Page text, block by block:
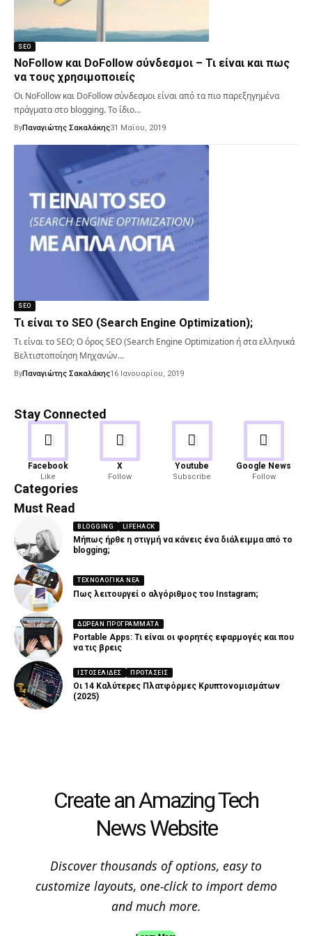
SEO
NoFollow και DoFollow σύνδεσμοι – Τι είναι και πως
να τους χρησιμοποιείς
Οι NoFollow και DoFollow σύνδεσμοι είναι από τα πιο παρεξηγημένα
πράγματα στο blogging. Το ίδιο…
ByΠαναγιώτης Σακαλάκης31 Μαΐου, 2019
SEO
Τι είναι το SEO (Search Engine Optimization);
Τι είναι το SEO; O όρος SEO (Search Engine Optimization ή στα ελληνικά
Βελτιστοποίηση Μηχανών…
ByΠαναγιώτης Σακαλάκης16 Ιανουαρίου, 2019
Stay Connected
Facebook
Like
X
Follow
Youtube
Subscribe
Google News
Follow
Categories
Android
82 Articles
Gaming
19 Articles
Must Read
BLOGGING LIFEHACK
Μήπως ήρθε η στιγμή να κάνεις ένα διάλειμμα από το
blogging;
ΤΕΧΝΟΛΟΓΙΚΆ ΝΈΑ
Πως λειτουργεί ο αλγόριθμος του Instagram;
ΔΩΡΕΆΝ ΠΡΟΓΡΆΜΜΑΤΑ
Portable Apps: Τι είναι οι φορητές εφαρμογές και που
να τις βρεις
ΙΣΤΟΣΕΛΊΔΕΣ ΠΡΟΤΆΣΕΙΣ
Οι 14 Καλύτερες Πλατφόρμες Κρυπτονομισμάτων
(2025)
Create an Amazing Tech
News Website
Discover thousands of options, easy to
customize layouts, one-click to import demo
and much more.